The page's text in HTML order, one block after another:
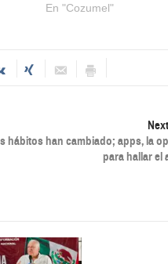
En "Cozumel"
hábitos han cambiado; apps, la
para hallar el